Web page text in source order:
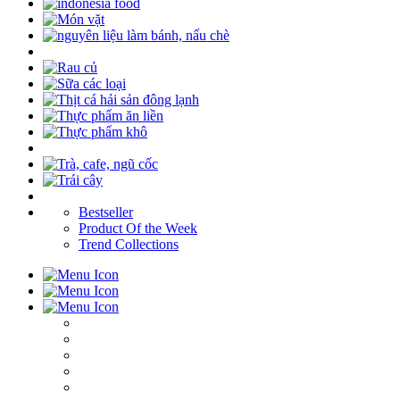
Bestseller
Product Of the Week
Trend Collections